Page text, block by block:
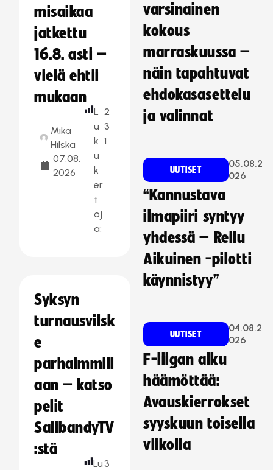
misaikaa
jatkettu
16.8. asti –
vielä ehtii
mukaan
Mika
Hilska
07.08.
2026
L
u
k
u
k
er
t
oj
a:
2
3
1
Syksyn
turnausvilsk
e
parhaimmill
aan – katso
pelit
SalibandyTV
:stä
Lu 3
varsinainen
kokous
marraskuussa –
näin tapahtuvat
ehdokasasettelu
ja valinnat
UUTISET
05.08.2
026
“Kannustava
ilmapiiri syntyy
yhdessä – Reilu
Aikuinen -pilotti
käynnistyy”
UUTISET
04.08.2
026
F-liigan alku
häämöttää:
Avauskierrokset
syyskuun toisella
viikolla